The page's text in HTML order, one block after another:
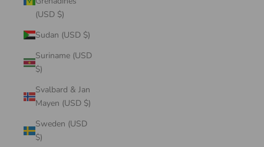
(USD $)
Sudan (USD $)
Suriname (USD
$)
Svalbard & Jan
Mayen (USD $)
Sweden (USD
$)